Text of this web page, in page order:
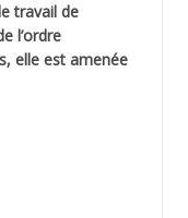
travail de
l’ordre
elle est amenée